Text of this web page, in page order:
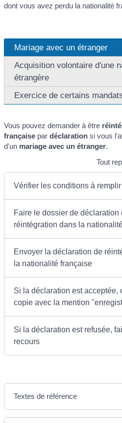
dont vous avez perdu la nationalité
Mariage avec un étranger
Acquisition volontaire d'une
étrangère
Exercice de certains
Vous pouvez demander à être
française pardéclaration si vous
d'un mariage avec un étranger.
Tout
Vérifier les conditions à remplir
Faire le dossier de déclaration
réintégration dans la
Envoyer la déclaration de
la nationalité française
Si la déclaration est acceptée,
copie avec la mention
Si la déclaration est refusée,
recours
Textes de référence